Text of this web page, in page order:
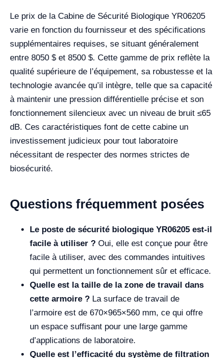
Le prix de la Cabine de Sécurité Biologique YR06205
varie en fonction du fournisseur et des spécifications
supplémentaires requises, se situant généralement
entre 8050 $ et 8500 $. Cette gamme de prix reflète la
qualité supérieure de l’équipement, sa robustesse et la
technologie avancée qu’il intègre, telle que sa capacité
à maintenir une pression différentielle précise et son
fonctionnement silencieux avec un niveau de bruit ≤65
dB. Ces caractéristiques font de cette cabine un
investissement judicieux pour tout laboratoire
nécessitant de respecter des normes strictes de
biosécurité.
Questions fréquemment posées
Le poste de sécurité biologique YR06205 est-il
facile à utiliser ? Oui, elle est conçue pour être
facile à utiliser, avec des commandes intuitives
qui permettent un fonctionnement sûr et efficace.
Quelle est la taille de la zone de travail dans
cette armoire ? La surface de travail de
l’armoire est de 670×965×560 mm, ce qui offre
un espace suffisant pour une large gamme
d’applications de laboratoire.
Quelle est l’efficacité du système de filtration